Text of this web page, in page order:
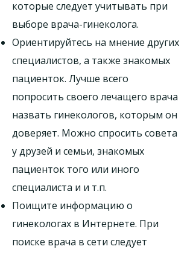
которые следует учитывать при
выборе врача-гинеколога.
Ориентируйтесь на мнение других
специалистов, а также знакомых
пациенток. Лучше всего
попросить своего лечащего врача
назвать гинекологов, которым он
доверяет. Можно спросить совета
у друзей и семьи, знакомых
пациенток того или иного
специалиста и и т.п.
Поищите информацию о
гинекологах в Интернете. При
поиске врача в сети следует